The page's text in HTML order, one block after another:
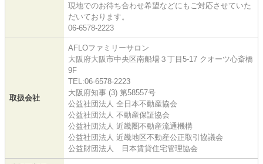
現地でのお待ち合わせ希望などにもご対応させていた
だいております。
06-6578-2223
取扱会社
AFLOファミリーサロン
大阪府大阪市中央区南船場３丁目5-17 クオーツ心斎橋
9F
TEL:06-6578-2223
大阪府知事 (3) 第58557号
公益社団法人 全日本不動産協会
公益社団法人 不動産保証協会
公益社団法人 近畿圏不動産流通機構
公益社団法人 近畿地区不動産公正取引協議会
公益財団法人 日本賃貸住宅管理協会